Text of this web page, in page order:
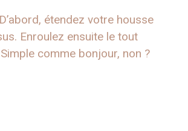
étendez votre housse
Enroulez ensuite le tout
comme bonjour, non ?